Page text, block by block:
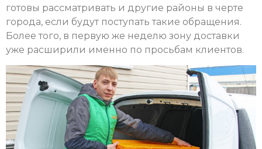
готовы рассматривать и другие районы в черте
города, если будут поступать такие обращения.
Более того, в первую же неделю зону доставки
уже расширили именно по просьбам клиентов.